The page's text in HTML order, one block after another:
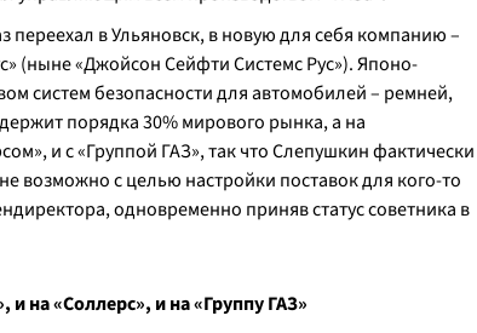
в Ульяновск, в новую для себя компанию –
(ныне «Джойсон Сейфти Системс Рус»). Японо-
систем безопасности для автомобилей – ремней,
порядка 30% мирового рынка, а на
и с «Группой ГАЗ», так что Слепушкин фактически
возможно с целью настройки поставок для кого-то
одновременно приняв статус советника в
на «Соллерс», и на «Группу ГАЗ»